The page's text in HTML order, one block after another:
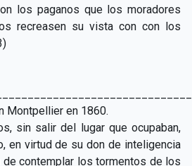
los paganos que los moradores
recreasen su vista con con los
Montpellier en 1860.
sin salir del lugar que ocupaban,
en virtud de su don de inteligencia
de contemplar los tormentos de los